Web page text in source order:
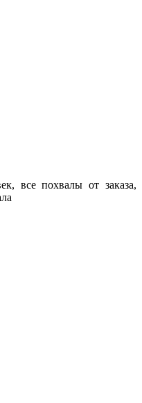
все похвалы от заказа,